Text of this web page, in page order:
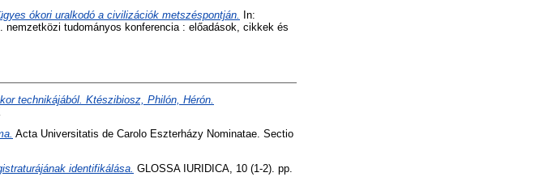
ókori uralkodó a civilizációk metszéspontján.
In:
tudományos konferencia : előadások, cikkek és
technikájából. Ktészibiosz, Philón, Hérón.
Acta Universitatis de Carolo Eszterházy Nominatae. Sectio
identifikálása. GLOSSA IURIDICA, 10 (1-2). pp.